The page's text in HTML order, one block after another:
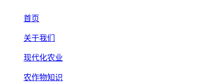
首页
关于我们
现代化农业
农作物知识